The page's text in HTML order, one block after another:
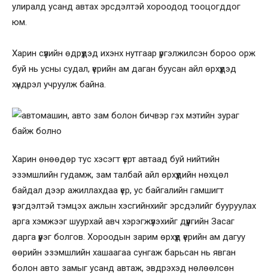
улиралд усанд автах эрсдэлтэй хороодод тооцогддог
юм.
Харин сүүлийн өдрүүдэд ихэнх нутгаар үргэлжилсэн бороо орж
буй нь усны судал, үерийн ам даган буусан айл өрхүүдэд
хүндрэл учруулж байна.
Харин өнөөдөр тус хэсэгт үерт автаад буй нийтийн
эзэмшлийн гудамж, зам талбай айл өрхүүдийн нөхцөл
байдал дээр ажиллахдаа үер, ус байгалийн гамшигт
үзэгдэлтэй тэмцэх ажлын хэсгийнхийг эрсдэлийг бууруулах
арга хэмжээг шуурхай авч хэрэгжүүлэхийг дүүргийн Засаг
дарга үүрэг болгов. Хороодын зарим өрхүүд үерийн ам дагуу
өөрийн эзэмшлийн хашаагаа сунгаж барьсан нь явган
болон авто замыг усанд автаж, эвдрэхэд нөлөөлсөн